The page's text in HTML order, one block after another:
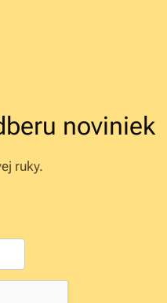
noviniek
ruky.